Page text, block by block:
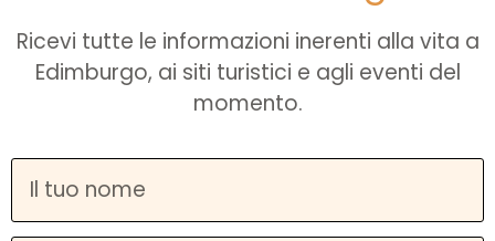
Ricevi tutte le informazioni inerenti alla vita a
Edimburgo, ai siti turistici e agli eventi del
momento.